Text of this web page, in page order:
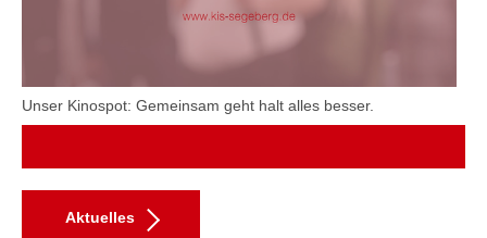
Unser Kinospot: Gemeinsam geht halt alles besser.
Aktuelles